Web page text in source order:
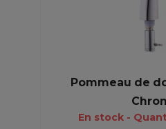
Pommeau de
En stock -